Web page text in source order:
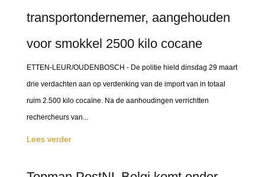
transportondernemer, aangehouden
voor smokkel 2500 kilo cocane
ETTEN-LEUR/OUDENBOSCH - De politie hield dinsdag 29 maart
drie verdachten aan op verdenking van de import van in totaal
ruim 2.500 kilo cocaïne. Na de aanhoudingen verrichtten
rechercheurs van...
Lees verder